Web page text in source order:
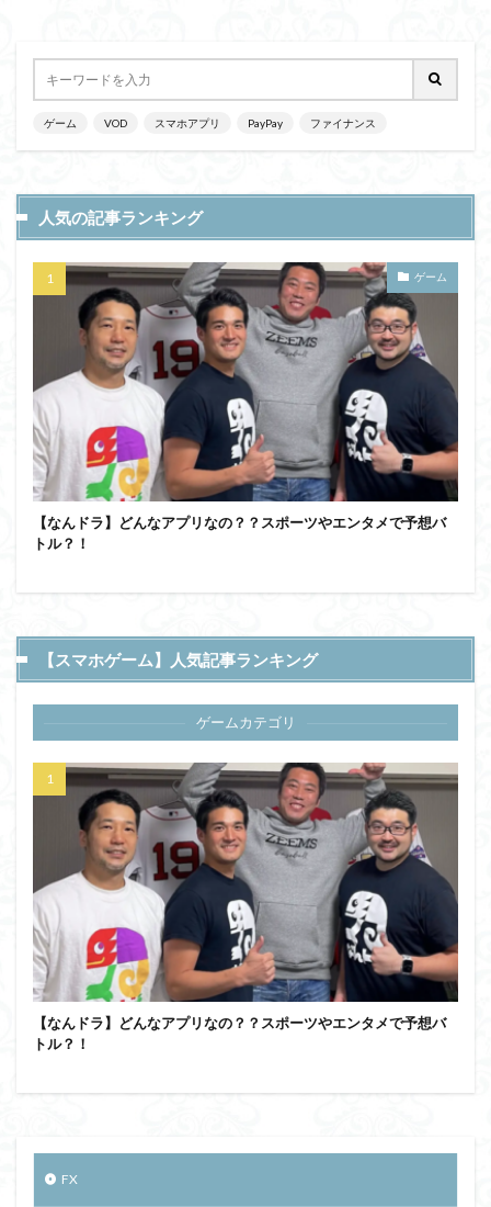
ゲーム VOD スマホアプリ PayPay ファイナンス
人気の記事ランキング
ゲーム
【なんドラ】どんなアプリなの？？スポーツやエンタメで予想バ
トル？！
【スマホゲーム】人気記事ランキング
ゲームカテゴリ
【なんドラ】どんなアプリなの？？スポーツやエンタメで予想バ
トル？！
FX